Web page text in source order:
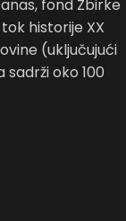
fond Zbirke
historije XX
(uključujući
sadrži oko 100